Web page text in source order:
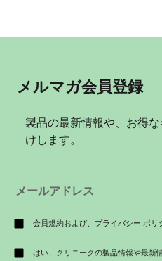
メルマガ会員登録
製品の最新情報や、お得
けします。
会員規約および、 プライバシー ポリ
はい、クリニークの製品情報や最新